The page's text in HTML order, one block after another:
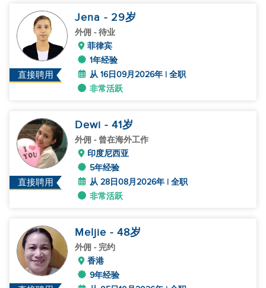
直接聘用
Jena - 29岁
外佣 - 待业
菲律宾
1年经验
从 16日09月2026年 | 全职
非常活跃
直接聘用
Dewi - 41岁
外佣 - 曾在海外工作
印度尼西亚
5年经验
从 28日08月2026年 | 全职
非常活跃
Meljie - 48岁
外佣 - 完约
香港
9年经验